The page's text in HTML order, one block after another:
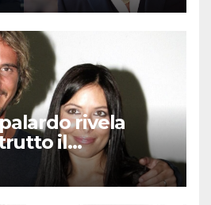
rivela
il
con Selvaggia